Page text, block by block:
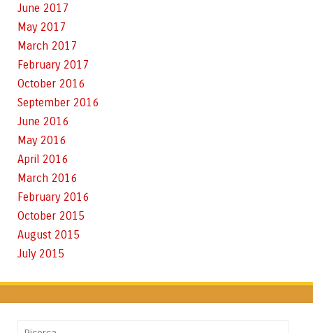
June 2017
May 2017
March 2017
February 2017
October 2016
September 2016
June 2016
May 2016
April 2016
March 2016
February 2016
October 2015
August 2015
July 2015
Cerca